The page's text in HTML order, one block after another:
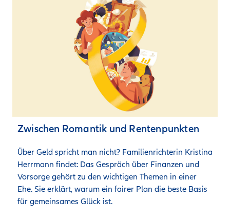
Zwischen Romantik und Rentenpunkten
Über Geld spricht man nicht? Familienrichterin Kristina
Herrmann findet: Das Gespräch über Finanzen und
Vorsorge gehört zu den wichtigen Themen in einer
Ehe. Sie erklärt, warum ein fairer Plan die beste Basis
für gemeinsames Glück ist.